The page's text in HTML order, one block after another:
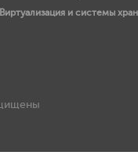
Виртуализация и системы